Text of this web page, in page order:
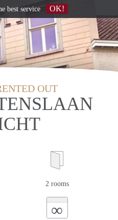
OUT
2 rooms
∞
best service OK!